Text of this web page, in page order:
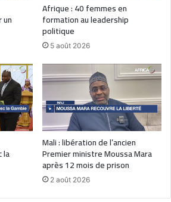
Afrique : 40 femmes en
formation au leadership
politique
5 août 2026
la
Mali : libération de l’ancien
Premier ministre Moussa Mara
après 12 mois de prison
2 août 2026